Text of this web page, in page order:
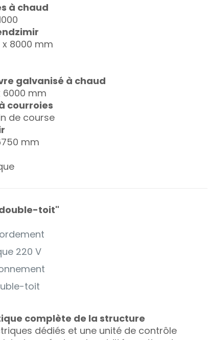
à chaud
x 8000 mm
galvanisé à chaud
6000 mm
courroies
de course
mm
toit"
220 V
toit
complète de la structure
dédiés et une unité de contrôle